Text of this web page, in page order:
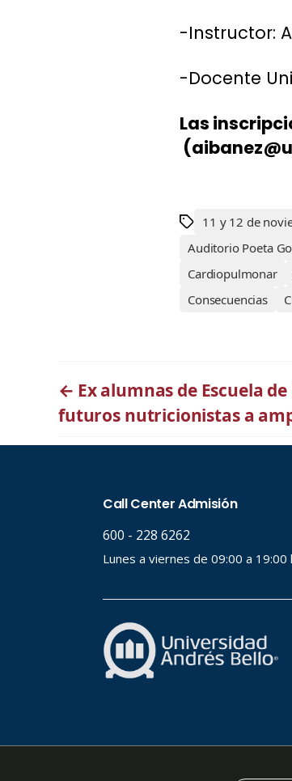
-Instructor:
-Docente
Las
11 y 12 de
Auditorio Poeta
Cardiopulmonar
Consecuencias
← Ex alumnas de Escuela
futuros nutricionistas a